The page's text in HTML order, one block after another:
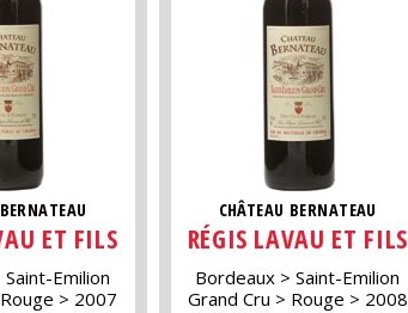
ET FILS
Saint-Emilion
Rouge 2007
CHÂTEAU BERNATEAU
RÉGIS LAVAU ET FILS
Bordeaux
Saint-Emilion
Grand Cru
Rouge 2008